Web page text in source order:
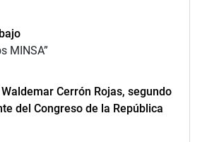
MINSA”
Cerrón Rojas, segundo
del Congreso de la República